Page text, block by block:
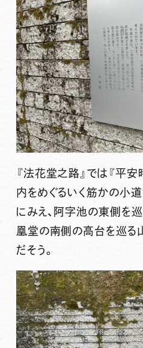
『法花堂之路』では『平
内をめぐるいく筋かの小
にみえ、阿字池の東側を巡
凰堂の南側の高台を巡る
だそう。